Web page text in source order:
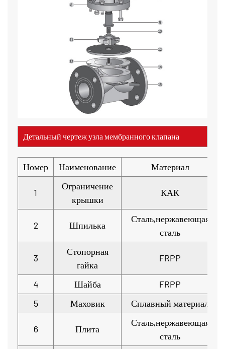
Детальный чертеж узла мембранного клапана
Номер Наименование Материал
1
Ограничение
крышки
КАК
2 Шпилька
Сталь,нержавеющая
сталь
3
Стопорная
гайка
FRPP
4 Шайба
FRPP
5
Маховик Сплавный материал
6 Плита
Сталь,нержавеющая
сталь